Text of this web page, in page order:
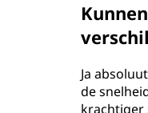
Ja
de
krachtiger